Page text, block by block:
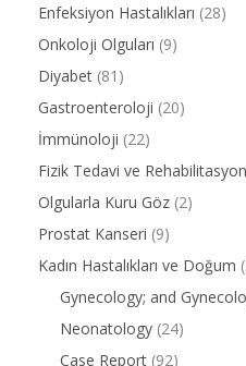
Enfeksiyon Hastalıkları (28)
Onkoloji Olguları (9)
Diyabet (81)
Gastroenteroloji (20)
İmmünoloji (22)
Fizik Tedavi ve Rehabilitasyon
Olgularla Kuru Göz (2)
Prostat Kanseri (9)
Kadın Hastalıkları ve Doğum
Gynecology; and
Neonatology (24)
Case Report (92)